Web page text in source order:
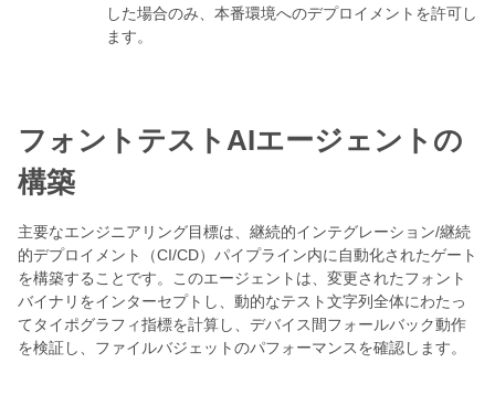
した場合のみ、本番環境へのデプロイメントを許可し
ます。
フォントテストAIエージェントの
構築
主要なエンジニアリング目標は、継続的インテグレーション/継続
的デプロイメント（CI/CD）パイプライン内に自動化されたゲート
を構築することです。このエージェントは、変更されたフォント
バイナリをインターセプトし、動的なテスト文字列全体にわたっ
てタイポグラフィ指標を計算し、デバイス間フォールバック動作
を検証し、ファイルバジェットのパフォーマンスを確認します。